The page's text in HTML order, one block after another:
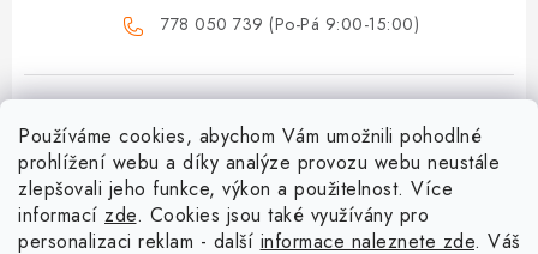
Používáme cookies, abychom Vám umožnili pohodlné
prohlížení webu a díky analýze provozu webu neustále
zlepšovali jeho funkce, výkon a použitelnost. Více
informací zde. Cookies jsou také využívány pro
personalizaci reklam - další informace naleznete zde. Váš
778 050 739 (Po-Pá 9:00-15:00)